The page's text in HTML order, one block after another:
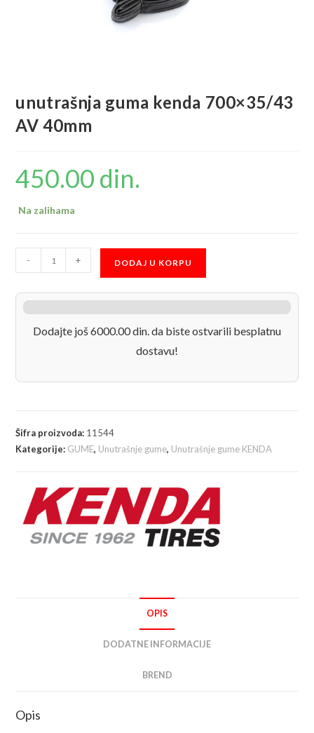
unutrašnja guma kenda 700×35/43
AV 40mm
450.00 din.
Na zalihama
unutrašnja
guma
kenda
- + DODAJ U KORPU
Dodajte još 6000.00 din. da biste ostvarili besplatnu
dostavu!
Šifra proizvoda: 11544
Kategorije: GUME, Unutrašnje gume, Unutrašnje gume KENDA
OPIS
DODATNE INFORMACIJE
BREND
Opis